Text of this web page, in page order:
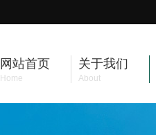
网站首页
Home
关于我们
About